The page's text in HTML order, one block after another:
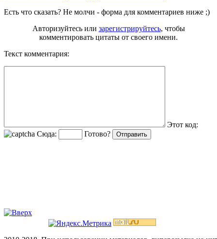
Есть что сказать? Не молчи - форма для комментариев ниже ;)
Авторизуйтесь или зарегистрируйтесь, чтобы
комментировать цитаты от своего имени.
Текст комментария:
Этот код:
Сюда:
Готово?